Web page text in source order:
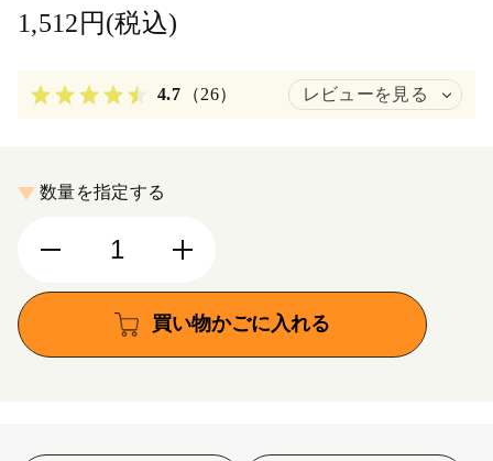
1,512円(税込)
4.7 （26） レビューを見る
数量を指定する
買い物かごに入れる